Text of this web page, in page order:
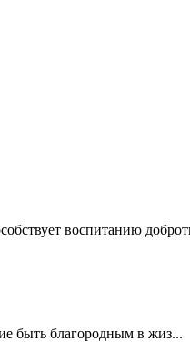
воспитанию
быть благородным в жиз...